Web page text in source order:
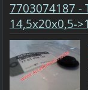
7703074187
14,5x20x0,5-